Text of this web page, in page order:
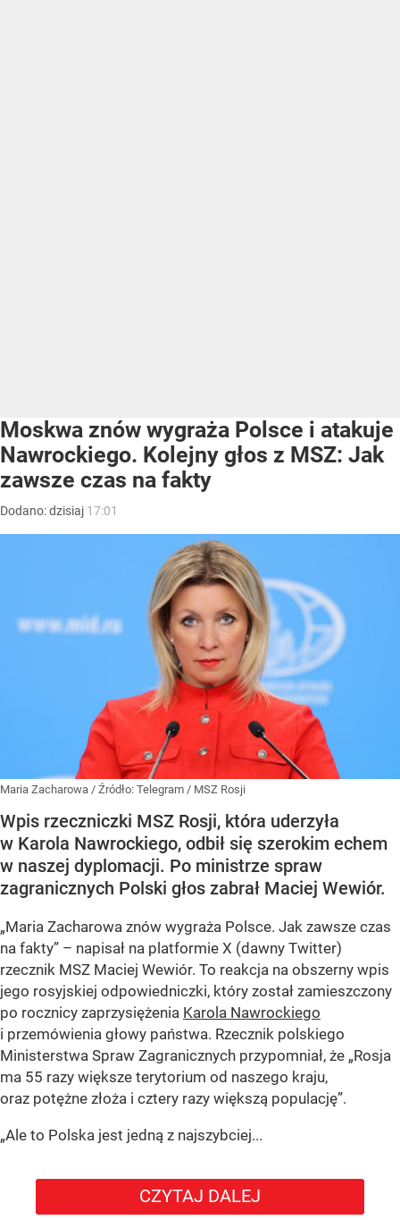
Moskwa znów wygraża Polsce i atakuje
Nawrockiego. Kolejny głos z MSZ: Jak
zawsze czas na fakty
Dodano:dzisiaj 17:01
Maria Zacharowa / Źródło: Telegram / MSZ Rosji
Wpis rzeczniczki MSZ Rosji, która uderzyła
w Karola Nawrockiego, odbił się szerokim echem
w naszej dyplomacji. Po ministrze spraw
zagranicznych Polski głos zabrał Maciej Wewiór.
„Maria Zacharowa znów wygraża Polsce. Jak zawsze czas
na fakty” – napisał na platformie X (dawny Twitter)
rzecznik MSZ Maciej Wewiór. To reakcja na obszerny wpis
jego rosyjskiej odpowiedniczki, który został zamieszczony
po rocznicy zaprzysiężenia Karola Nawrockiego
i przemówienia głowy państwa. Rzecznik polskiego
Ministerstwa Spraw Zagranicznych przypomniał, że „Rosja
ma 55 razy większe terytorium od naszego kraju,
oraz potężne złoża i cztery razy większą populację”.
„Ale to Polska jest jedną z najszybciej...
CZYTAJ DALEJ